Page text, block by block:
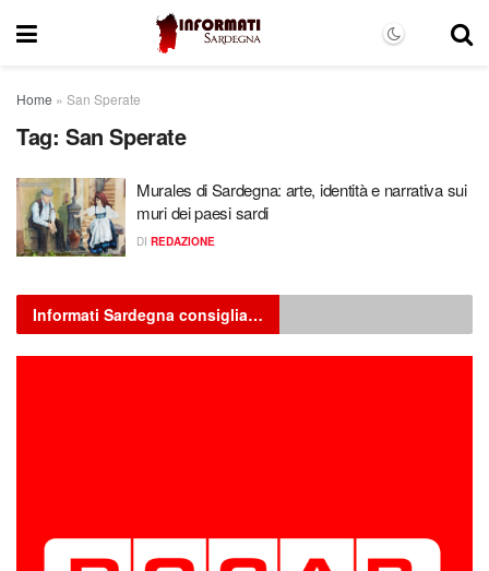
Home » San Sperate
Tag: San Sperate
Murales di Sardegna: arte, identità e narrativa sui
muri dei paesi sardi
DI REDAZIONE
Informati Sardegna consiglia…